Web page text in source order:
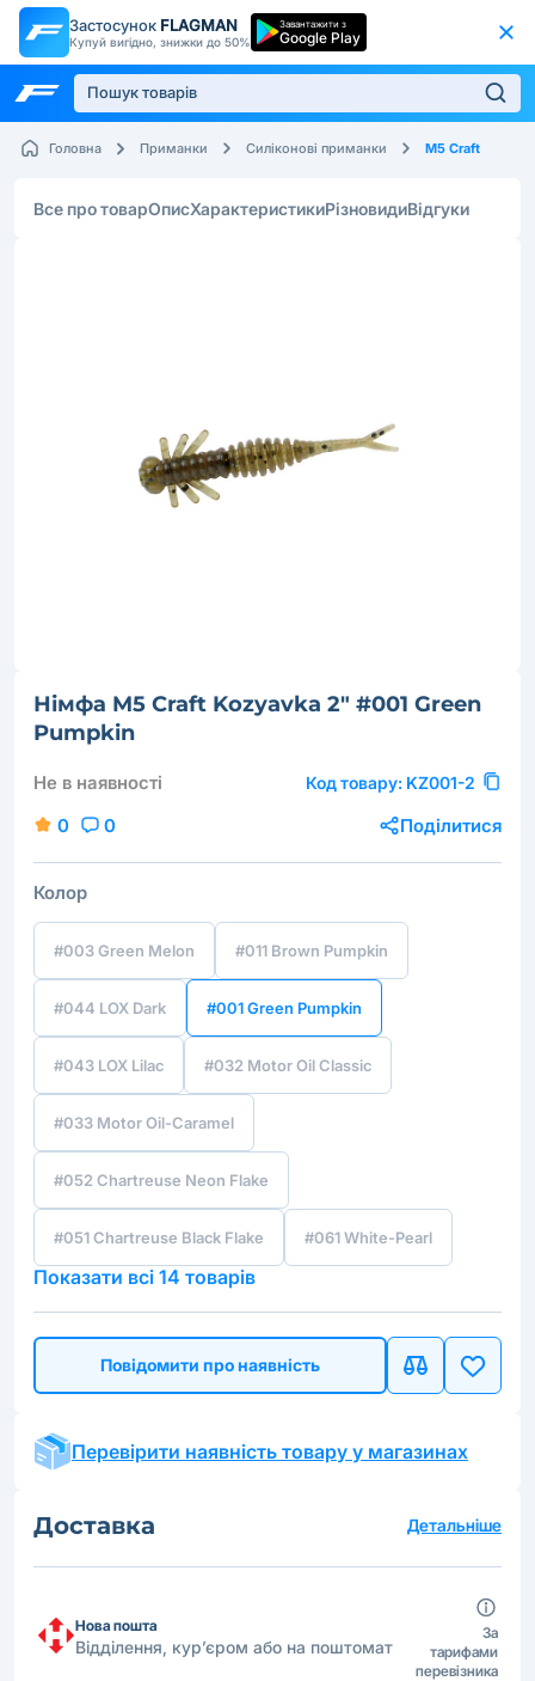
Застосунок FLAGMAN
Купуй вигідно, знижки до 50%
Завантажити з
Google Play
Головна Приманки Силіконові приманки M5 Craft
Все про товарОписХарактеристикиРізновидиВідгуки
Німфа M5 Craft Kozyavka 2" #001 Green
Pumpkin
Не в наявності Код товару: KZ001-2
0 0 Поділитися
Колор
#003 Green Melon #011 Brown Pumpkin
#044 LOX Dark #001 Green Pumpkin
#043 LOX Lilac #032 Motor Oil Classic
#033 Motor Oil-Caramel
#052 Chartreuse Neon Flake
#051 Chartreuse Black Flake #061 White-Pearl
Показати всі 14 товарів
Повідомити про наявність
Перевірити наявність товару у магазинах
Доставка Детальніше
Нова пошта
Відділення, кур’єром або на поштомат
За
тарифами
перевізника